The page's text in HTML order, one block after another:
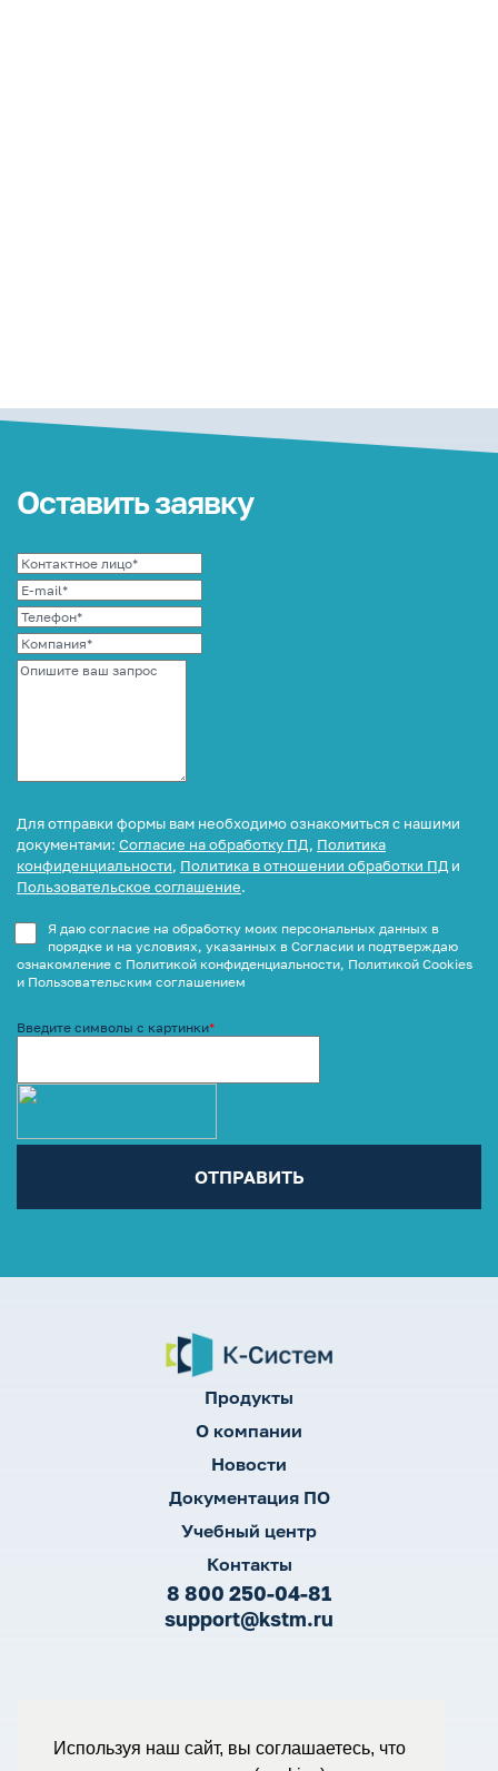
Используя наш сайт, вы соглашаетесь, что
Оставить заявку
Для отправки формы вам необходимо ознакомиться с нашими
документами: Согласие на обработку ПД, Политика
конфиденциальности, Политика в отношении обработки ПД и
Пользовательское соглашение.
Я даю согласие на обработку моих персональных данных в
порядке и на условиях, указанных в Согласии и подтверждаю
ознакомление с Политикой конфиденциальности, Политикой Cookies
и Пользовательским соглашением
Введите символы с картинки*
Продукты
О компании
Новости
Документация ПО
Учебный центр
Контакты
8 800 250-04-81
support@kstm.ru
Согласие на обработку ПД
Политика конфиденциальности
Политика обработки ПД